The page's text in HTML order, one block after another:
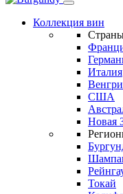
Коллекция вин
Италия
США
Новая
Токай